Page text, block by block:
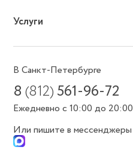
Услуги
В Санкт-Петербурге
8(812) 561-96-72
Ежедневно с 10:00 до 20:00
Или пишите в мессенджеры